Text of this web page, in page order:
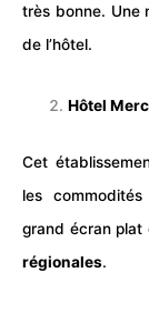
très bonne. Une
de l’hôtel.
Hôtel
Cet
les
grand écran
régionales.